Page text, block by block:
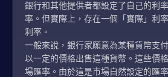
銀行和其他提供者都設定了自己的利
率。但實際上，存在一個「實際」利
利率。
一般來說，銀行家願意為某種貨幣支
以一定的價格出售這種貨幣。這些價
場匯率。由於這是市場自然設定的匯